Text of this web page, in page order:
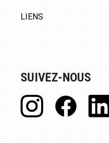
LIENS
SUIVEZ-NOUS